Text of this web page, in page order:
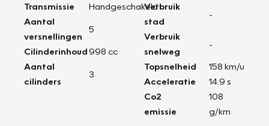
Transmissie
Handgeschakeld
Aantal
versnellingen
5
Cilinderinhoud998 cc
Aantal
cilinders
3
Verbruik
stad
-
Verbruik
snelweg
-
Topsnelheid
158 km/u
Acceleratie
14.9 s
Co2
emissie
108
g/km